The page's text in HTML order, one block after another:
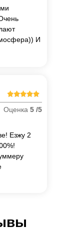
И
Оценка 5 /5
Езжу 2